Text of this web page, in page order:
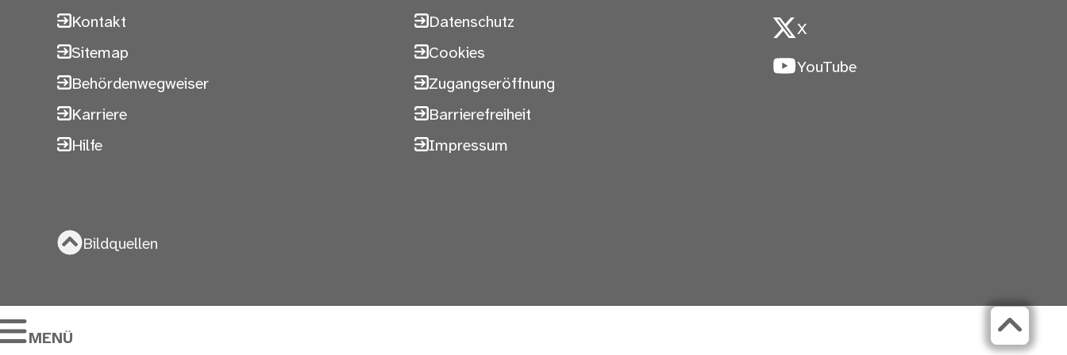
Kontakt
Sitemap
Behördenwegweiser
Karriere
Hilfe
Datenschutz
Cookies
Zugangseröffnung
Barrierefreiheit
Impressum
X
YouTube
Bildquellen
MENÜ